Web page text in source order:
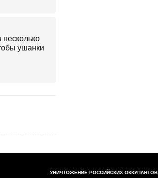
несколько
ушанки
УНИЧТОЖЕНИЕ РОССИЙСКИХ ОККУПАНТОВ